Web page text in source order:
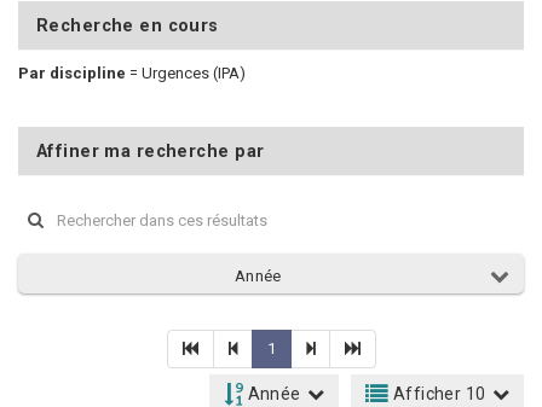
Recherche en cours
Par discipline = Urgences (IPA)
Affiner ma recherche par
Année
1
Année Afficher 10